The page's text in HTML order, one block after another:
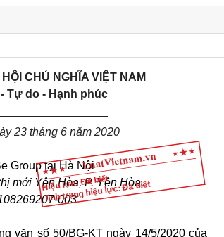
Hiệu lực: Đã biết
Tình trạng hiệu lực: Đã biết
CHỦ NGHĨA VIỆT NAM
Tự do - Hạnh phúc
23tháng 6năm 2020
Group tại Hà Nội
mới Yên Hòa, P. Yên Hòa,
003
văn số 50/BG-KT ngày 14/5/2020 của